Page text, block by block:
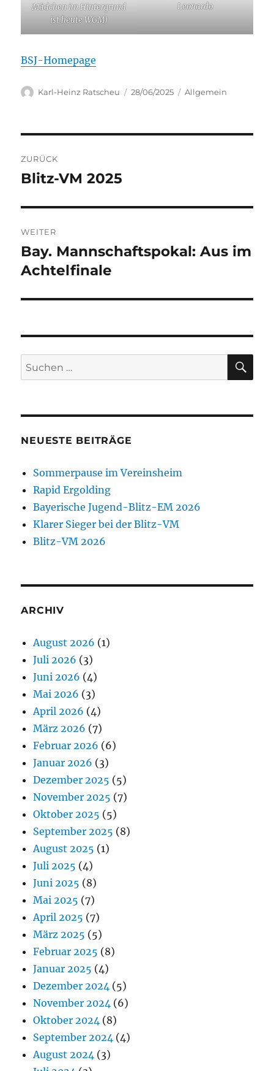
Mädchen im Hintergrund
ist heute WGM)
Leonardo
BSJ-Homepage
Autor
Karl-Heinz Ratscheu
Veröffentlicht
28/06/2025 Kategorien
Allgemein
ZURÜCK
Vorheriger
Blitz-VM 2025
WEITER
Nächster
Beitrag:
Bay. Mannschaftspokal: Aus im
Achtelfinale
Suchen
nach:
NEUESTE BEITRÄGE
Sommerpause im Vereinsheim
Rapid Ergolding
Bayerische Jugend-Blitz-EM 2026
Klarer Sieger bei der Blitz-VM
Blitz-VM 2026
ARCHIV
August 2026 (1)
Juli 2026 (3)
Juni 2026 (4)
Mai 2026 (3)
April 2026 (4)
März 2026 (7)
Februar 2026 (6)
Januar 2026 (3)
Dezember 2025 (5)
November 2025 (7)
Oktober 2025 (5)
September 2025 (8)
August 2025 (1)
Juli 2025 (4)
Juni 2025 (8)
Mai 2025 (7)
April 2025 (7)
März 2025 (5)
Februar 2025 (8)
Januar 2025 (4)
Dezember 2024 (5)
November 2024 (6)
Oktober 2024 (8)
September 2024 (4)
August 2024 (3)